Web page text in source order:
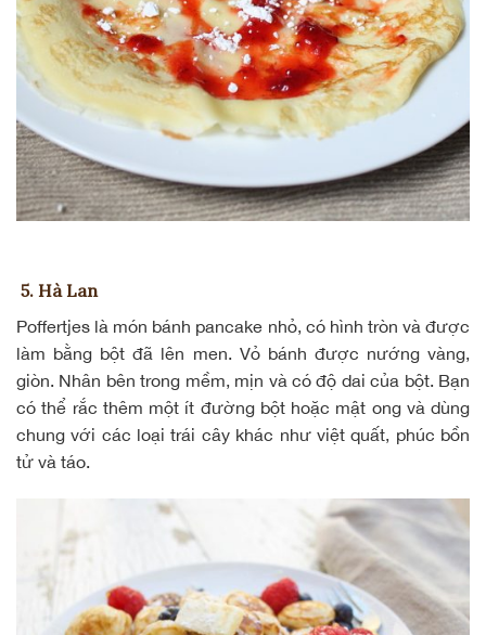
5. Hà Lan
Poffertjes là món bánh pancake nhỏ, có hình tròn và được
làm bằng bột đã lên men. Vỏ bánh được nướng vàng,
giòn. Nhân bên trong mềm, mịn và có độ dai của bột. Bạn
có thể rắc thêm một ít đường bột hoặc mật ongvà dùng
chung với các loại trái cây khác như việt quất, phúc bồn
tử và táo.